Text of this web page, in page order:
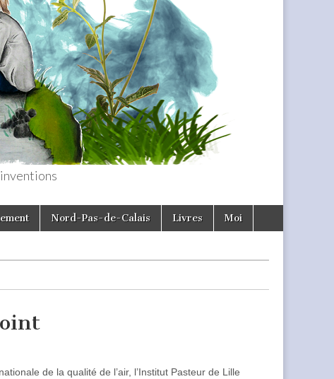
Nord-Pas-de-Calais Livres Moi
de la qualité de l’air, l’Institut Pasteur de Lille